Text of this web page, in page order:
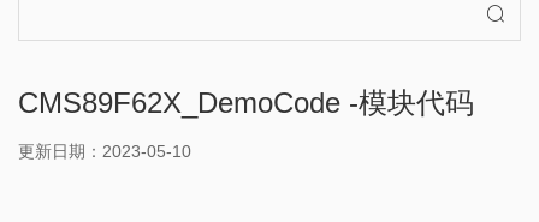

CMS89F62X_DemoCode -模块代码
更新日期：2023-05-10